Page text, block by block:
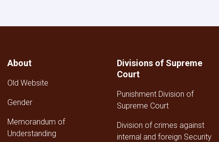
Directorate
Third
Quarter
About
Old Website
Gender
Memorandum of
Understanding
Divisions of Supreme
Court
Punishment Division of
Supreme Court
Division of crimes against
internal and foreign Security